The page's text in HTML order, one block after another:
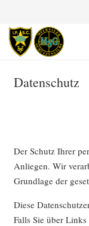
Datenschutz
Der Schutz Ihrer
Anliegen. Wir
Grundlage der
Diese
Falls Sie über